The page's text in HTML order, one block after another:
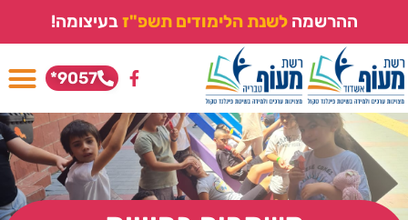
ההרשמה לשנת הלימודים תשפ"זבעיצומה!
9057*